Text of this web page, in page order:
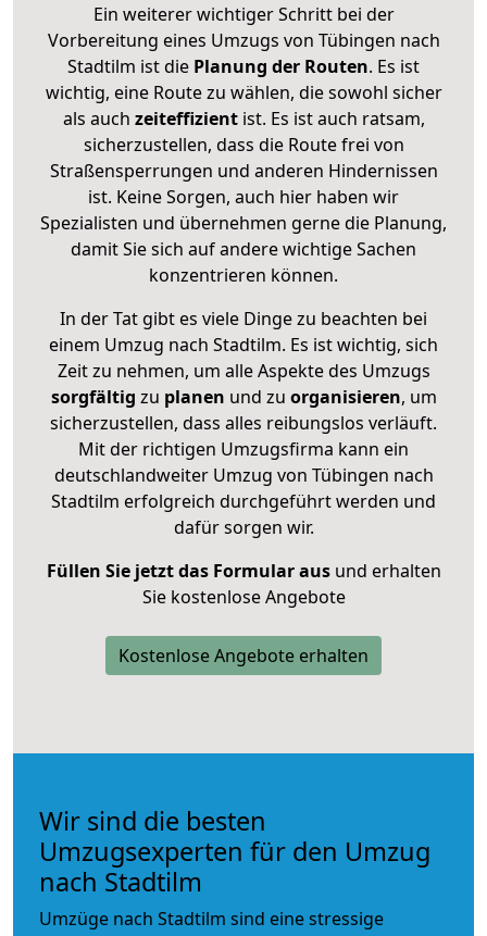
Ein weiterer wichtiger Schritt bei der
Vorbereitung eines Umzugs von Tübingen nach
Stadtilm ist die Planung der Routen. Es ist
wichtig, eine Route zu wählen, die sowohl sicher
als auch zeiteffizientist. Es ist auch ratsam,
sicherzustellen, dass die Route frei von
Straßensperrungen und anderen Hindernissen
ist. Keine Sorgen, auch hier haben wir
Spezialisten und übernehmen gerne die Planung,
damit Sie sich auf andere wichtige Sachen
konzentrieren können.
In der Tat gibt es viele Dinge zu beachten bei
einem Umzug nach Stadtilm. Es ist wichtig, sich
Zeit zu nehmen, um alle Aspekte des Umzugs
sorgfältig zu planen und zu organisieren, um
sicherzustellen, dass alles reibungslos verläuft.
Mit der richtigen Umzugsfirma kann ein
deutschlandweiter Umzug von Tübingen nach
Stadtilm erfolgreich durchgeführt werden und
dafür sorgen wir.
Füllen Sie jetzt das Formular ausund erhalten
Sie kostenlose Angebote
Kostenlose Angebote erhalten
Wir sind die besten
Umzugsexperten für den Umzug
nach Stadtilm
Umzüge nach Stadtilm sind eine stressige